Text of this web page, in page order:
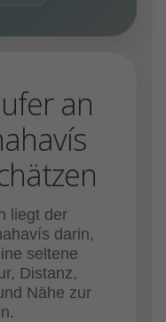
an
liegt der
darin,
seltene
Distanz,
Nähe zur